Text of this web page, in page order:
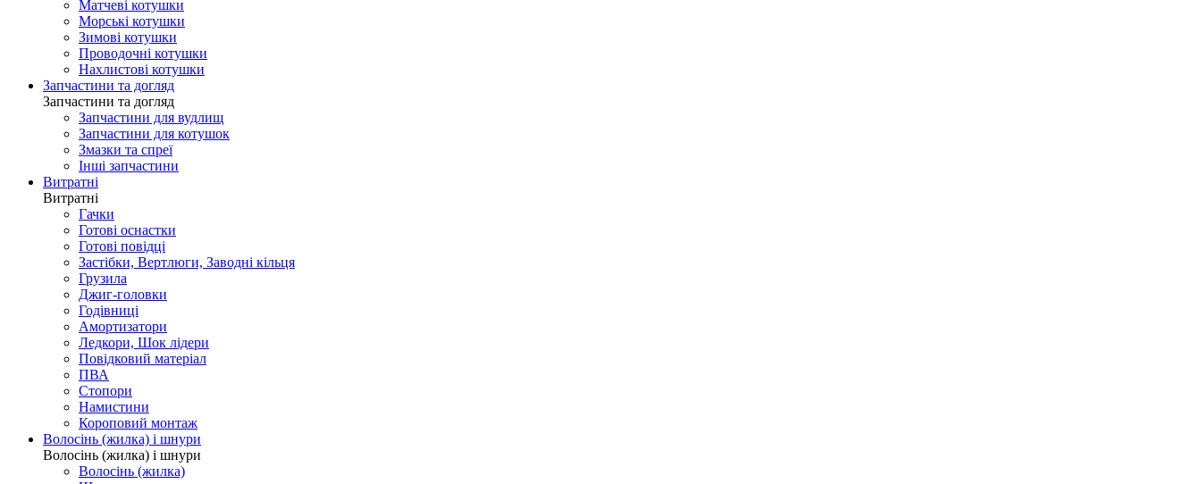
Матчеві котушки
Морські котушки
Зимові котушки
Проводочні котушки
Нахлистові котушки
Запчастини та догляд
Запчастини та догляд
Запчастини для вудлищ
Запчастини для котушок
Змазки та спреї
Інші запчастини
Витратні
Витратні
Гачки
Готові оснастки
Готові повідці
Застібки, Вертлюги, Заводні кільця
Грузила
Джиг-головки
Годівниці
Амортизатори
Ледкори, Шок лідери
Повідковий матеріал
ПВА
Стопори
Намистини
Короповий монтаж
Волосінь (жилка) і шнури
Волосінь (жилка) і шнури
Волосінь (жилка)